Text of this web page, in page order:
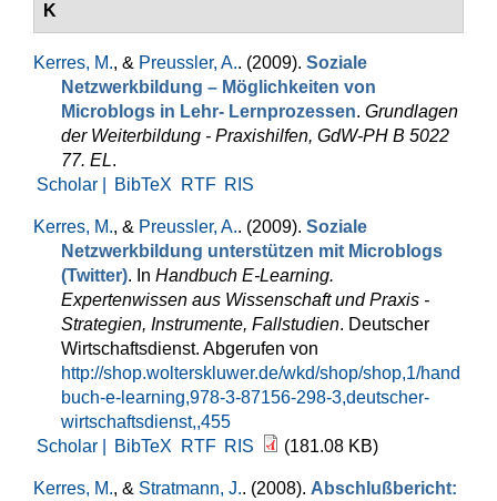
K
Kerres, M., & Preussler, A.. (2009). Soziale
Netzwerkbildung – Möglichkeiten von
Microblogs in Lehr- Lernprozessen. Grundlagen
der Weiterbildung - Praxishilfen, GdW-PH B 5022
77. EL.
Scholar |
BibTeX RTF RIS
Kerres, M., & Preussler, A.. (2009). Soziale
Netzwerkbildung unterstützen mit Microblogs
(Twitter). In Handbuch E-Learning.
Expertenwissen aus Wissenschaft und Praxis -
Strategien, Instrumente, Fallstudien. Deutscher
Wirtschaftsdienst. Abgerufen von
http://shop.wolterskluwer.de/wkd/shop/shop,1/hand
buch-e-learning,978-3-87156-298-3,deutscher-
wirtschaftsdienst,,455
Scholar |
BibTeX RTF RIS (181.08 KB)
Kerres, M., & Stratmann, J.. (2008). Abschlußbericht: